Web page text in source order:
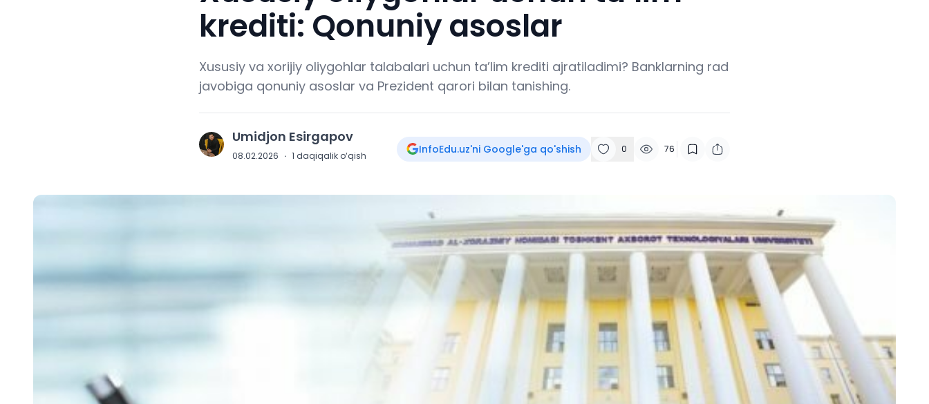
krediti: Qonuniy asoslar
Xususiy va xorijiy oliygohlar talabalari uchun ta’lim krediti ajratiladimi? Banklarning rad
javobiga qonuniy asoslar va Prezident qarori bilan tanishing.
U Umidjon Esirgapov
08.02.2026 · 1 daqiqalik o‘qish InfoEdu.uz'ni Google'ga qo'shish 0 76